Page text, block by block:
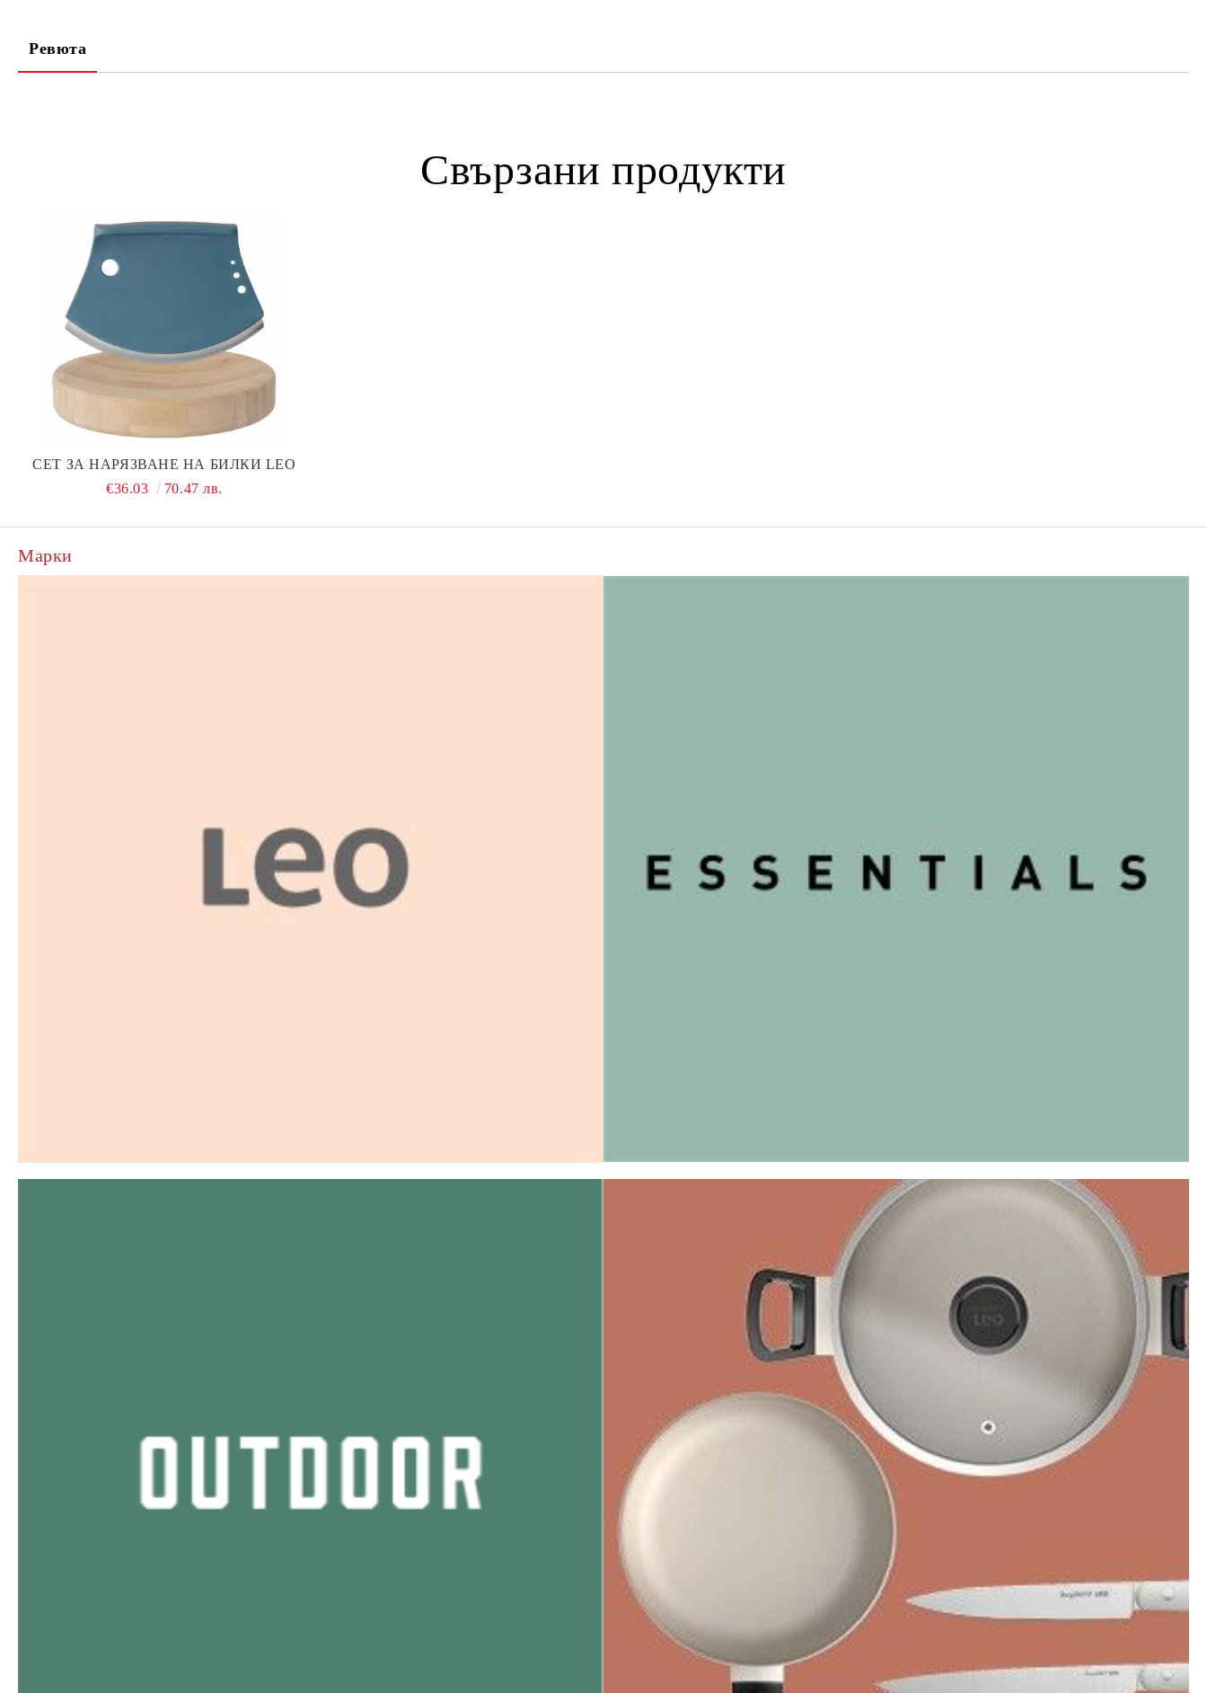
Ревюта
Свързани продукти
СЕТ ЗА НАРЯЗВАНЕ НА БИЛКИ LEO
€36.03
70.47 лв.
Марки